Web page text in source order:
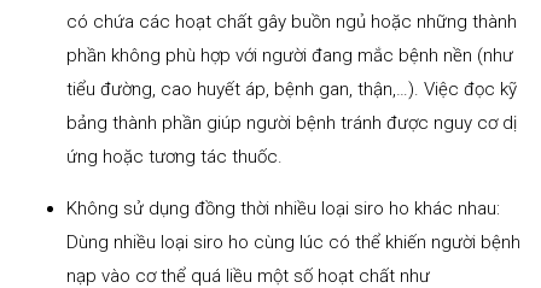
có chứa các hoạt chất gây buồn ngủ hoặc những thành
phần không phù hợp với người đang mắc bệnh nền (như
tiểu đường, cao huyết áp, bệnh gan, thận,…). Việc đọc kỹ
bảng thành phần giúp người bệnh tránh được nguy cơ dị
ứng hoặc tương tác thuốc.
Không sử dụng đồng thời nhiều loại siro ho khác nhau:
Dùng nhiều loại siro ho cùng lúc có thể khiến người bệnh
nạp vào cơ thể quá liều một số hoạt chất như